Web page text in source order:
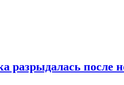
разрыдалась после